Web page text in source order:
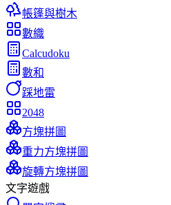
帳篷與樹木
數織
Calcudoku
數和
踩地雷
2048
方塊拼圖
重力方塊拼圖
旋轉方塊拼圖
文字遊戲